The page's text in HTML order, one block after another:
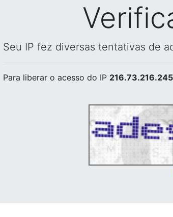
Seu IP fez diversas tentativas de
Para liberar o acesso do IP 216.73.216.245